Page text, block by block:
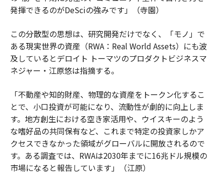
発揮できるのがDeSciの強みです」（寺園）
この分散型の思想は、研究開発だけでなく、「モノ」で
ある現実世界の資産（RWA：Real World Assets）にも波
及しているとデロイト トーマツのプロダクトビジネスマ
ネジャー・江原悠は指摘する。
「不動産や知的財産、物理的な資産をトークン化するこ
とで、小口投資が可能になり、流動性が劇的に向上しま
す。地方創生における空き家活用や、ウイスキーのよう
な嗜好品の共同保有など、これまで特定の投資家しかア
クセスできなかった領域がグローバルに開放されるので
す。ある調査では、RWAは2030年までに16兆ドル規模の
市場になると報告しています」（江原）